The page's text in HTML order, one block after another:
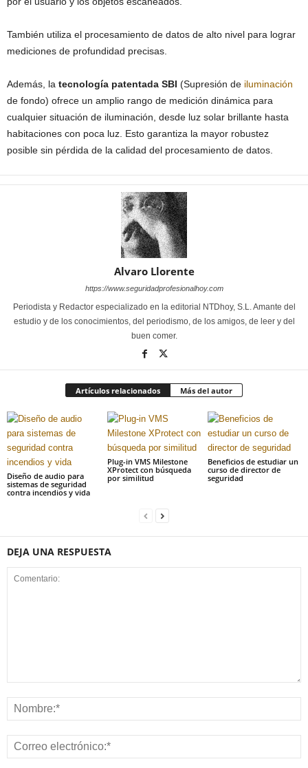
También utiliza el procesamiento de datos de alto nivel para lograr
mediciones de profundidad precisas.
Además, la tecnología patentada SBI (Supresión de iluminación
de fondo) ofrece un amplio rango de medición dinámica para
cualquier situación de iluminación, desde luz solar brillante hasta
habitaciones con poca luz. Esto garantiza la mayor robustez
posible sin pérdida de la calidad del procesamiento de datos.
Alvaro Llorente
https://www.seguridadprofesionalhoy.com
Periodista y Redactor especializado en la editorial NTDhoy, S.L. Amante del
estudio y de los conocimientos, del periodismo, de los amigos, de leer y del
buen comer.
Artículos relacionados Más del autor
Diseño de audio para
sistemas de seguridad
contra incendios y vida
Plug-in VMS Milestone
XProtect con búsqueda
por similitud
Beneficios de estudiar un
curso de director de
seguridad
DEJA UNA RESPUESTA